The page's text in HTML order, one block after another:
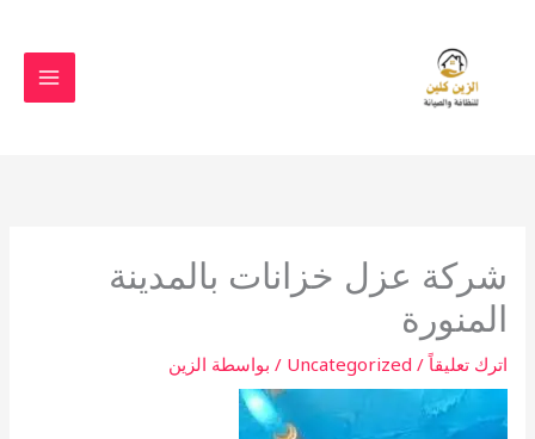
شركة عزل خزانات بالمدينة
المنورة
اترك تعليقاً /
Uncategorized / بواسطة الزين